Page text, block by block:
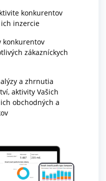
konkurentov
inzercie
konkurentov
zákazníckych
a zhrnutia
aktivity Vašich
obchodných a